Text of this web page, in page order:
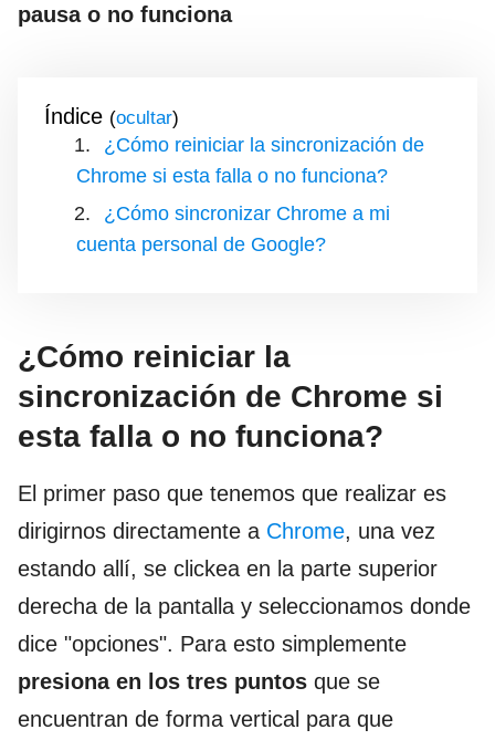
pausa o no funciona
Índice ( )
¿Cómo reiniciar la sincronización de
Chrome si esta falla o no funciona?
¿Cómo sincronizar Chrome a mi
cuenta personal de Google?
¿Cómo reiniciar la
sincronización de Chrome si
esta falla o no funciona?
El primer paso que tenemos que realizar es
dirigirnos directamente a Chrome, una vez
estando allí, se clickea en la parte superior
derecha de la pantalla y seleccionamos donde
dice "opciones". Para esto simplemente
presiona en los tres puntos que se
encuentran de forma vertical para que